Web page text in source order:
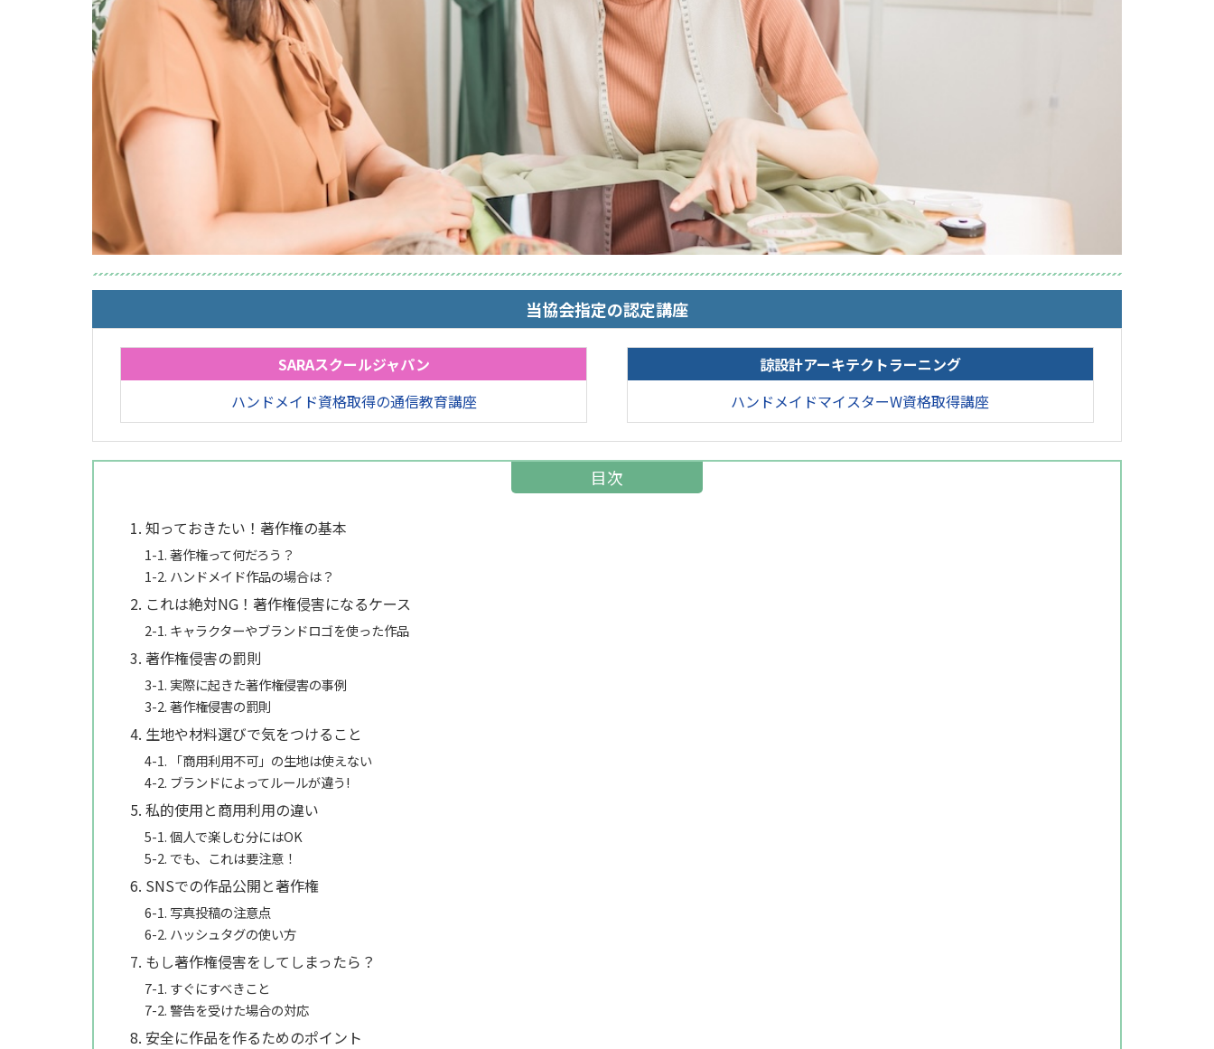
当協会指定の認定講座
SARAスクールジャパン
ハンドメイド資格取得の通信教育講座
諒設計アーキテクトラーニング
ハンドメイドマイスターW資格取得講座
目次
1. 知っておきたい！著作権の基本
1-1. 著作権って何だろう？
1-2. ハンドメイド作品の場合は？
2. これは絶対NG！著作権侵害になるケース
2-1. キャラクターやブランドロゴを使った作品
3. 著作権侵害の罰則
3-1. 実際に起きた著作権侵害の事例
3-2. 著作権侵害の罰則
4. 生地や材料選びで気をつけること
4-1. 「商用利用不可」の生地は使えない
4-2. ブランドによってルールが違う!
5. 私的使用と商用利用の違い
5-1. 個人で楽しむ分にはOK
5-2. でも、これは要注意！
6. SNSでの作品公開と著作権
6-1. 写真投稿の注意点
6-2. ハッシュタグの使い方
7. もし著作権侵害をしてしまったら？
7-1. すぐにすべきこと
7-2. 警告を受けた場合の対応
8. 安全に作品を作るためのポイント